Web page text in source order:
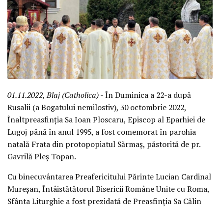
01.11.2022, Blaj (Catholica)- În Duminica a 22-a după
Rusalii (a Bogatului nemilostiv), 30 octombrie 2022,
Înaltpreasfinția Sa Ioan Ploscaru, Episcop al Eparhiei de
Lugoj până în anul 1995, a fost comemorat în parohia
natală Frata din protopopiatul Sărmaș, păstorită de pr.
Gavrilă Pleș Topan.
Cu binecuvântarea Preafericitului Părinte Lucian Cardinal
Mureșan, Întâistătătorul Bisericii Române Unite cu Roma,
Sfânta Liturghie a fost prezidată de Preasfinția Sa Călin